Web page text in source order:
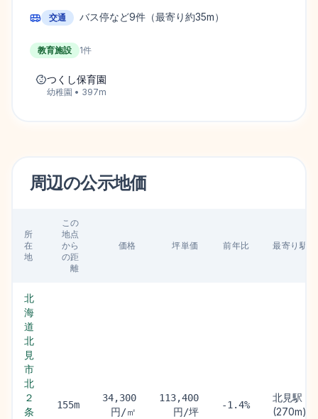
交通 バス停など9件 （最寄り約35m）
教育施設 1件
つくし保育園
幼稚園 • 397m
周辺の公示地価
所
在
地
この
地点
から
の距
離
価格 坪単価 前年比 最寄り駅
北
海
道
北
見
市
北
２
条
155m
34,300
円/㎡
113,400
円/坪
-1.4%
北見駅
(270m)